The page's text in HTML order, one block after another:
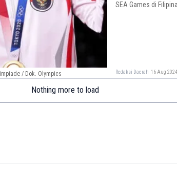
SEA Games di
Redaksi Daerah 16 Aug
/ Dok. Olympics
Nothing more to load